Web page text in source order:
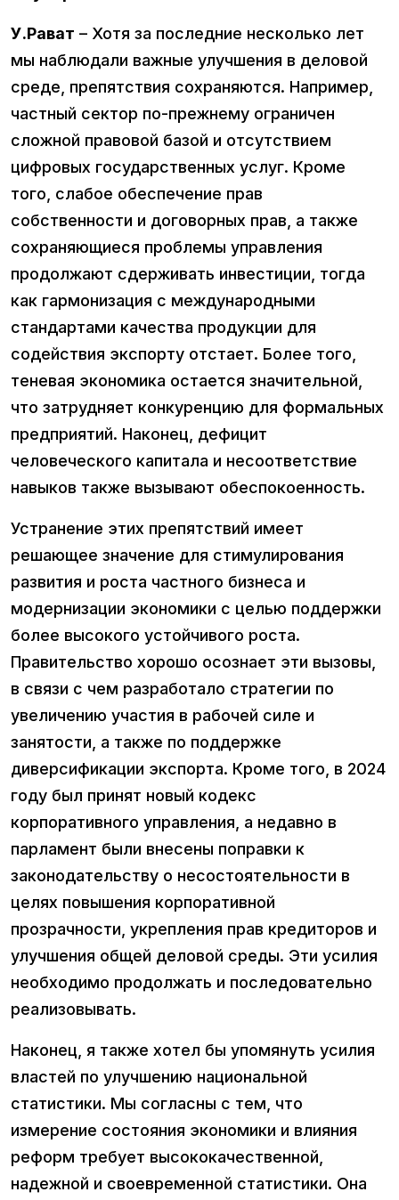
У.Рават – Хотя за последние несколько лет
мы наблюдали важные улучшения в деловой
среде, препятствия сохраняются. Например,
частный сектор по-прежнему ограничен
сложной правовой базой и отсутствием
цифровых государственных услуг. Кроме
того, слабое обеспечение прав
собственности и договорных прав, а также
сохраняющиеся проблемы управления
продолжают сдерживать инвестиции, тогда
как гармонизация с международными
стандартами качества продукции для
содействия экспорту отстает. Более того,
теневая экономика остается значительной,
что затрудняет конкуренцию для формальных
предприятий. Наконец, дефицит
человеческого капитала и несоответствие
навыков также вызывают обеспокоенность.
Устранение этих препятствий имеет
решающее значение для стимулирования
развития и роста частного бизнеса и
модернизации экономики с целью поддержки
более высокого устойчивого роста.
Правительство хорошо осознает эти вызовы,
в связи с чем разработало стратегии по
увеличению участия в рабочей силе и
занятости, а также по поддержке
диверсификации экспорта. Кроме того, в 2024
году был принят новый кодекс
корпоративного управления, а недавно в
парламент были внесены поправки к
законодательству о несостоятельности в
целях повышения корпоративной
прозрачности, укрепления прав кредиторов и
улучшения общей деловой среды. Эти усилия
необходимо продолжать и последовательно
реализовывать.
Наконец, я также хотел бы упомянуть усилия
властей по улучшению национальной
статистики. Мы согласны с тем, что
измерение состояния экономики и влияния
реформ требует высококачественной,
надежной и своевременной статистики. Она